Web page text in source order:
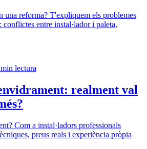
una reforma? T'expliquem els problemes
entre instal·lador i paleta,
min lectura
realment val
Com a instal·ladors professionals
preus reals i experiència pròpia